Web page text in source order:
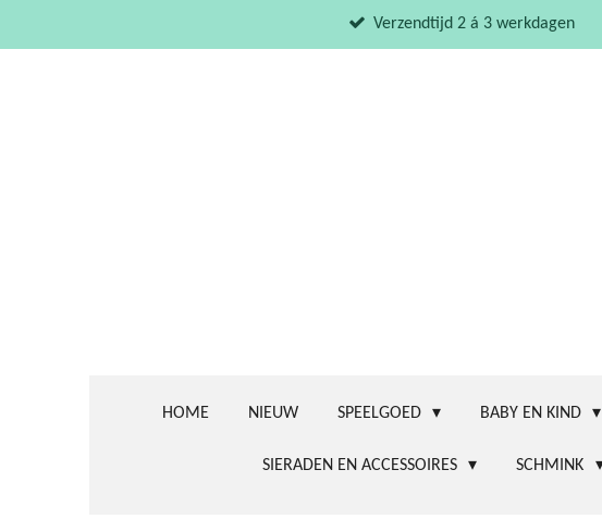
direct
Verzendtijd 2 á 3 werkdagen
HOME NIEUW SPEELGOED BABY EN KIND
SIERADEN EN ACCESSOIRES SCHMINK